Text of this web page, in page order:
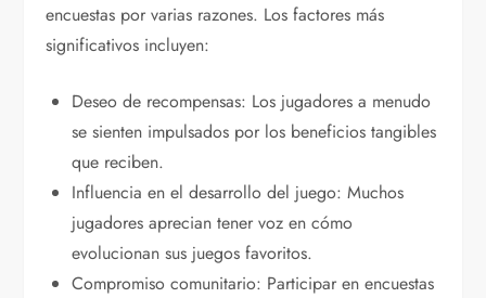
encuestas por varias razones. Los factores más
significativos incluyen:
Deseo de recompensas: Los jugadores a menudo
se sienten impulsados por los beneficios tangibles
que reciben.
Influencia en el desarrollo del juego: Muchos
jugadores aprecian tener voz en cómo
evolucionan sus juegos favoritos.
Compromiso comunitario: Participar en encuestas